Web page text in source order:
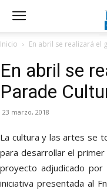
Inicio En abril se realizará el
En abril se
Parade
23 marzo, 2018
La cultura y las artes se
para desarrollar el primer
proyecto adjudicado
iniciativa presentada al